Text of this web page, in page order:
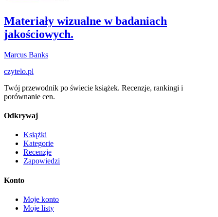
Materiały wizualne w badaniach
jakościowych.
Marcus Banks
czytelo.pl
Twój przewodnik po świecie książek. Recenzje, rankingi i
porównanie cen.
Odkrywaj
Książki
Kategorie
Recenzje
Zapowiedzi
Konto
Moje konto
Moje listy